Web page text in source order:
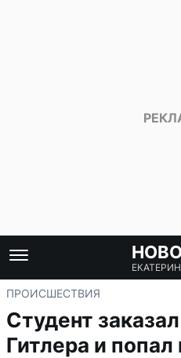
ПРОИСШЕСТВИЯ
Студент
Гитлера и